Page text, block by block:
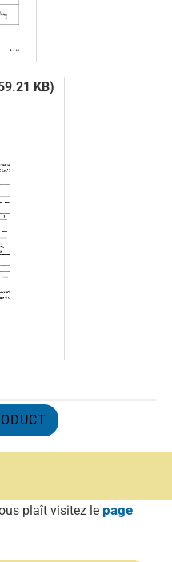
KB)
plaît visitez le page